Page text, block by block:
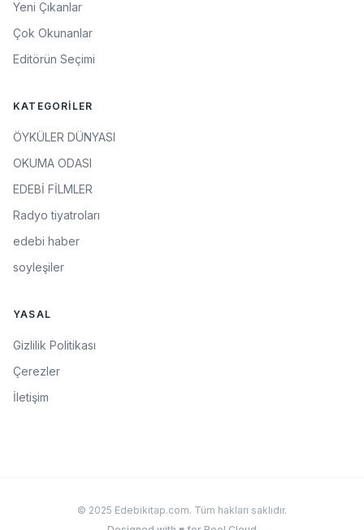
Yeni Çıkanlar
Çok Okunanlar
Editörün Seçimi
KATEGORILER
ÖYKÜLER DÜNYASI
OKUMA ODASI
EDEBİ FİLMLER
Radyo tiyatroları
edebi haber
soyleşiler
YASAL
Gizlilik Politikası
Çerezler
İletişim
© 2025 Edebikitap.com. Tüm hakları saklıdır.